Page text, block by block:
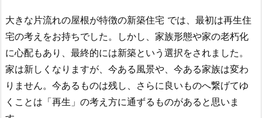
大きな片流れの屋根が特徴の新築住宅 では、最初は再生住
宅の考えをお持ちでした。しかし、家族形態や家の老朽化
に心配もあり、最終的には新築という選択をされました。
家は新しくなりますが、今ある風景や、今ある家族は変わ
りません。今あるものは残し、さらに良いものへ繋げてゆ
くことは 「再生」の考え方に通ずるものがあると思いま